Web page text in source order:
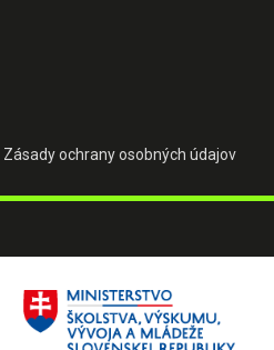
Zásady ochrany osobných údajov